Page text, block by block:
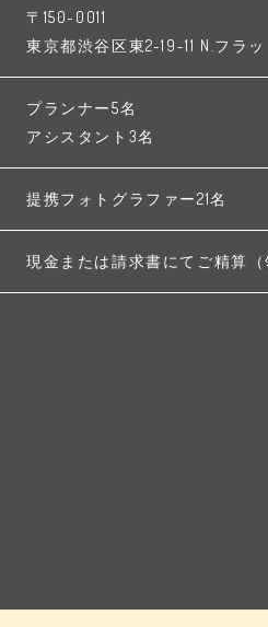
〒150-0011
東京都渋谷区東2-19-11 N.フラッ
プランナー5名
アシスタント3名
提携フォトグラファー21名
現金または請求書にてご精算（